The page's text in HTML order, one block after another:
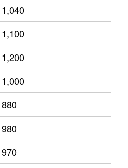
1,300万円
800万円
800万円
1,800万円
2,700万円
1,600万円
2,700万円
1,040
1,100
1,200
1,000
880
980
970